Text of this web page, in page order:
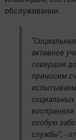
обслуживании.
активное
совершая
приносим
социальных
особую
службы", -